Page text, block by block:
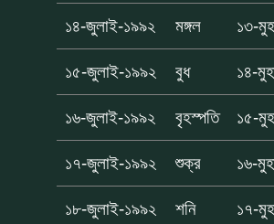
১৪-জুলাই-১৯৯২ মঙ্গল ১৩-
১৫-জুলাই-১৯৯২ বুধ ১৪-
১৬-জুলাই-১৯৯২ বৃহস্পতি ১৫-
১৭-জুলাই-১৯৯২ শুক্র ১৬-
১৮-জুলাই-১৯৯২ শনি ১৭-